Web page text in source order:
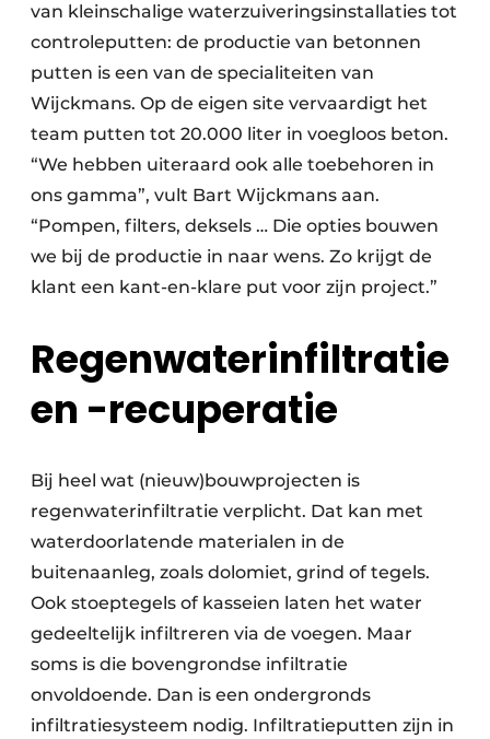
van kleinschalige waterzuiveringsinstallaties tot
controleputten: de productie van betonnen
putten is een van de specialiteiten van
Wijckmans. Op de eigen site vervaardigt het
team putten tot 20.000 liter in voegloos beton.
“We hebben uiteraard ook alle toebehoren in
ons gamma”, vult Bart Wijckmans aan.
“Pompen, filters, deksels … Die opties bouwen
we bij de productie in naar wens. Zo krijgt de
klant een kant-en-klare put voor zijn project.”
Regenwaterinfiltratie
en -recuperatie
Bij heel wat (nieuw)bouwprojecten is
regenwaterinfiltratie verplicht. Dat kan met
waterdoorlatende materialen in de
buitenaanleg, zoals dolomiet, grind of tegels.
Ook stoeptegels of kasseien laten het water
gedeeltelijk infiltreren via de voegen. Maar
soms is die bovengrondse infiltratie
onvoldoende. Dan is een ondergronds
infiltratiesysteem nodig. Infiltratieputten zijn in